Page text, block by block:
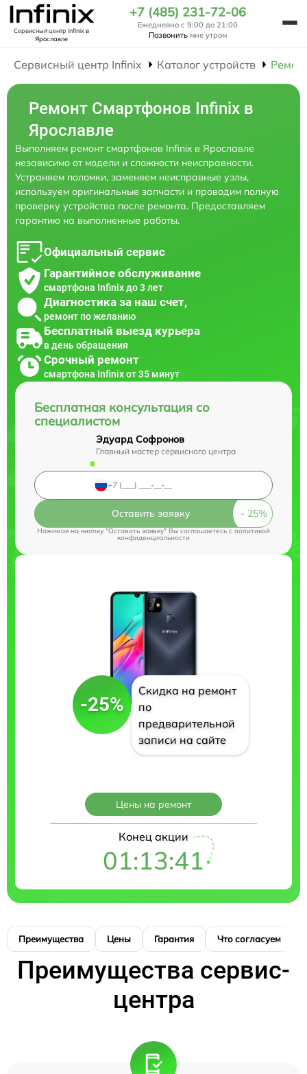
Сервисный центр Infinixв
Ярославле
+7 (485) 231-72-06
Ежедневно с 9:00 до 21:00
Позвонить мне утром
Сервисный центр Infinix Каталог устройств
Ремонт Смартфонов Infinix в
Ярославле
Выполняем ремонт смартфонов Infinix в Ярославле
независимо от модели и сложности неисправности.
Устраняем поломки, заменяем неисправные узлы,
используем оригинальные запчасти и проводим полную
проверку устройства после ремонта. Предоставляем
гарантию на выполненные работы.
Официальный сервис
Гарантийное обслуживание
смартфона Infinix до 3 лет
Диагностика за наш счет,
ремонт по желанию
Бесплатный выезд курьера
в день обращения
Срочный ремонт
смартфона Infinix от 35 минут
Бесплатная консультация со
специалистом
Эдуард Софронов
Главный мастер сервисного центра
Оставить заявку
Нажимая на кнопку "Оставить заявку" Вы соглашаетесь cполитикой
конфиденциальности
-25%
Скидка на ремонт
по
предварительной
записи на сайте
Цены на ремонт
Конец акции
01:13:40
Преимущества Цены Гарантия Что согласуем
Преимущества сервис-
центра